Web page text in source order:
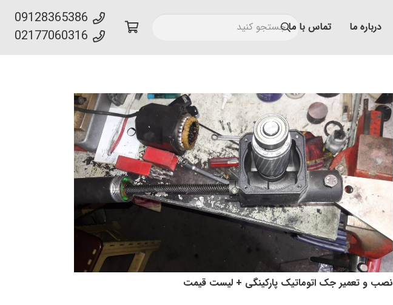
درباره ما تماس با ما
09128365386
02177060316
نصب و تعمیر جک اتوماتیک پارکینگی + لیست قیمت